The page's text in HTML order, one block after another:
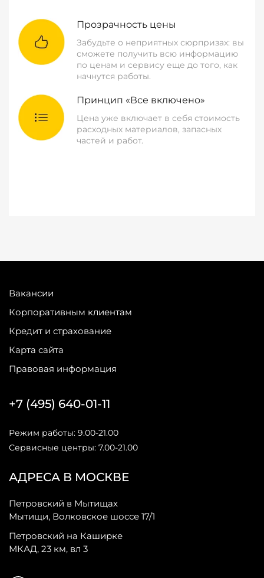
Прозрачность цены
Забудьте о неприятных сюрпризах: вы
сможете получить всю информацию
по ценам и сервису еще до того, как
начнутся работы.
Принцип «Все включено»
Цена уже включает в себя стоимость
расходных материалов, запасных
частей и работ.
Вакансии
Корпоративным клиентам
Кредит и страхование
Карта сайта
Правовая информация
АДРЕСА В МОСКВЕ
Петровский в Мытищах
Мытищи, Волковское шоссе 17/1
Петровский на Каширке
МКАД, 23 км, вл 3
+7 (495) 640-01-11
Режим работы: 9.00-21.00
Сервисные центры: 7.00-21.00